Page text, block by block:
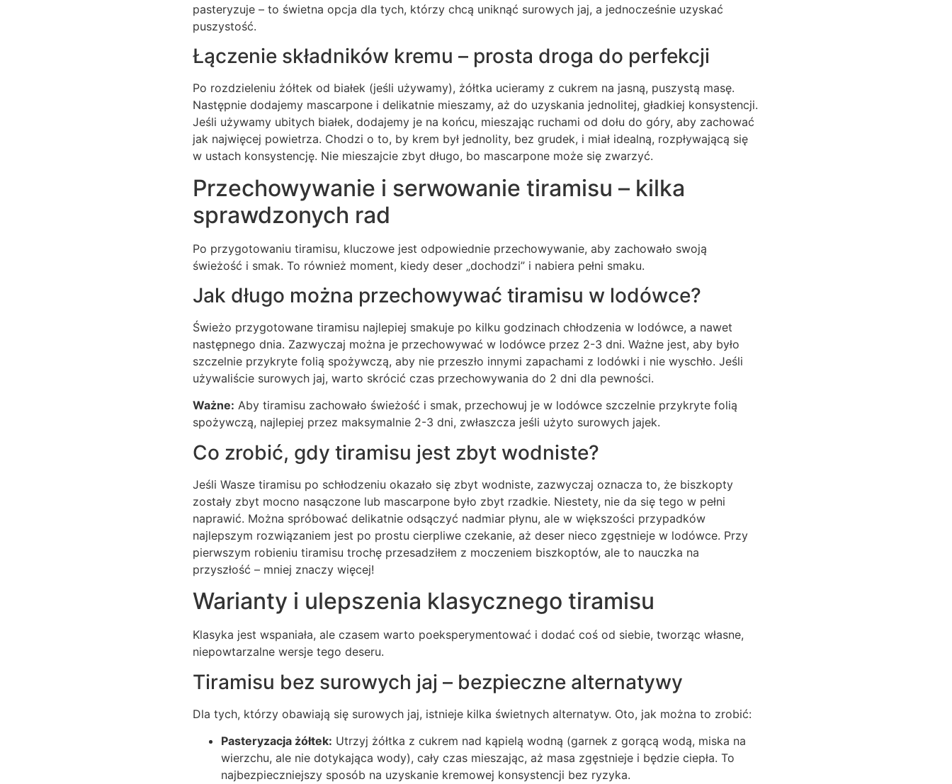
pasteryzuje – to świetna opcja dla tych, którzy chcą uniknąć surowych jaj, a jednocześnie uzyskać
puszystość.
Łączenie składników kremu – prosta droga do perfekcji
Po rozdzieleniu żółtek od białek (jeśli używamy), żółtka ucieramy z cukrem na jasną, puszystą masę.
Następnie dodajemy mascarpone i delikatnie mieszamy, aż do uzyskania jednolitej, gładkiej konsystencji.
Jeśli używamy ubitych białek, dodajemy je na końcu, mieszając ruchami od dołu do góry, aby zachować
jak najwięcej powietrza. Chodzi o to, by krem był jednolity, bez grudek, i miał idealną, rozpływającą się
w ustach konsystencję. Nie mieszajcie zbyt długo, bo mascarpone może się zwarzyć.
Przechowywanie i serwowanie tiramisu – kilka
sprawdzonych rad
Po przygotowaniu tiramisu, kluczowe jest odpowiednie przechowywanie, aby zachowało swoją
świeżość i smak. To również moment, kiedy deser „dochodzi” i nabiera pełni smaku.
Jak długo można przechowywać tiramisu w lodówce?
Świeżo przygotowane tiramisu najlepiej smakuje po kilku godzinach chłodzenia w lodówce, a nawet
następnego dnia. Zazwyczaj można je przechowywać w lodówce przez 2-3 dni. Ważne jest, aby było
szczelnie przykryte folią spożywczą, aby nie przeszło innymi zapachami z lodówki i nie wyschło. Jeśli
używaliście surowych jaj, warto skrócić czas przechowywania do 2 dni dla pewności.
Ważne: Aby tiramisu zachowało świeżość i smak, przechowuj je w lodówce szczelnie przykryte folią
spożywczą, najlepiej przez maksymalnie 2-3 dni, zwłaszcza jeśli użyto surowych jajek.
Co zrobić, gdy tiramisu jest zbyt wodniste?
Jeśli Wasze tiramisu po schłodzeniu okazało się zbyt wodniste, zazwyczaj oznacza to, że biszkopty
zostały zbyt mocno nasączone lub mascarpone było zbyt rzadkie. Niestety, nie da się tego w pełni
naprawić. Można spróbować delikatnie odsączyć nadmiar płynu, ale w większości przypadków
najlepszym rozwiązaniem jest po prostu cierpliwe czekanie, aż deser nieco zgęstnieje w lodówce. Przy
pierwszym robieniu tiramisu trochę przesadziłem z moczeniem biszkoptów, ale to nauczka na
przyszłość – mniej znaczy więcej!
Warianty i ulepszenia klasycznego tiramisu
Klasyka jest wspaniała, ale czasem warto poeksperymentować i dodać coś od siebie, tworząc własne,
niepowtarzalne wersje tego deseru.
Tiramisu bez surowych jaj – bezpieczne alternatywy
Dla tych, którzy obawiają się surowych jaj, istnieje kilka świetnych alternatyw. Oto, jak można to zrobić:
Pasteryzacja żółtek: Utrzyj żółtka z cukrem nad kąpielą wodną (garnek z gorącą wodą, miska na
wierzchu, ale nie dotykająca wody), cały czas mieszając, aż masa zgęstnieje i będzie ciepła. To
najbezpieczniejszy sposób na uzyskanie kremowej konsystencji bez ryzyka.